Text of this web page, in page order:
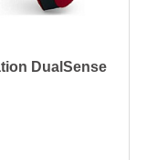
DualSense